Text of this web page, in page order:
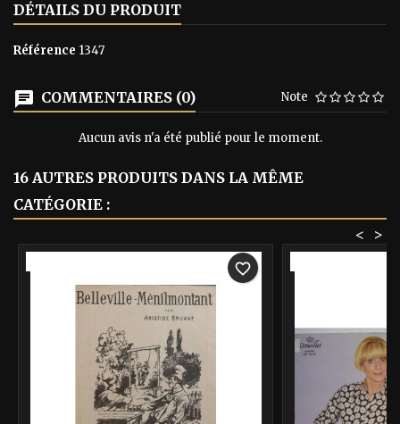
DÉTAILS DU PRODUIT
Référence 1347
COMMENTAIRES (0) Note
Aucun avis n'a été publié pour le moment.
16 AUTRES PRODUITS DANS LA MÊME
CATÉGORIE :
>
<
favorite_border